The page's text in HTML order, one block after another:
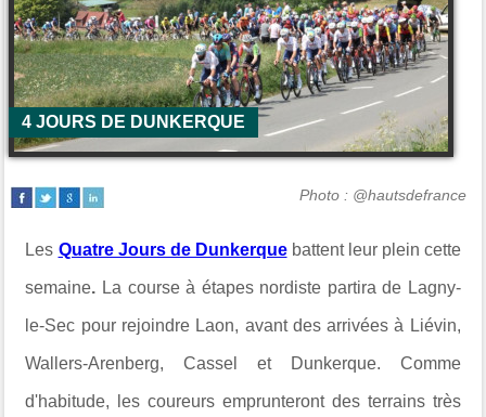
4 JOURS DE DUNKERQUE
Photo : @hautsdefrance
Les Quatre Jours de Dunkerque battent leur plein cette
semaine. La course à étapes nordiste partira de Lagny-
le-Sec pour rejoindre Laon, avant des arrivées à Liévin,
Wallers-Arenberg, Cassel et Dunkerque. Comme
d'habitude, les coureurs emprunteront des terrains très